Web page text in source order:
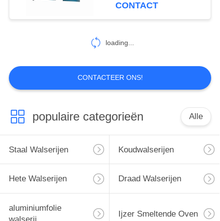
CONTACT
loading...
CONTACTEER ONS!
populaire categorieën Alle
Staal Walserijen Koudwalserijen
Hete Walserijen Draad Walserijen
aluminiumfolie
Ijzer Smeltende Oven